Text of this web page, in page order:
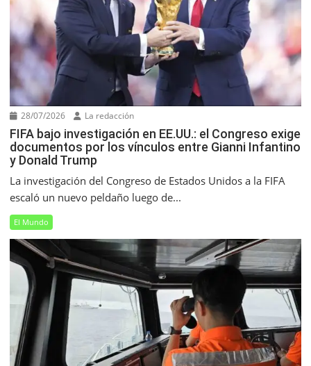
28/07/2026 La redacción
FIFA bajo investigación en EE.UU.: el Congreso exige
documentos por los vínculos entre Gianni Infantino
y Donald Trump
La investigación del Congreso de Estados Unidos a la FIFA
escaló un nuevo peldaño luego de...
El Mundo